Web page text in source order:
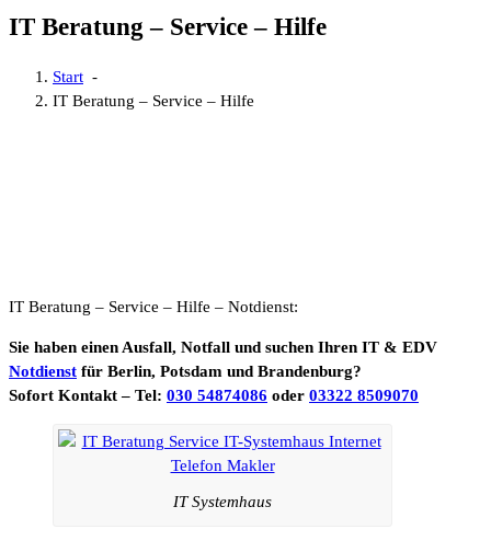
IT Beratung – Service – Hilfe
Start -
IT Beratung – Service – Hilfe
IT Beratung – Service – Hilfe – Notdienst:
Sie haben einen Ausfall, Notfall und suchen Ihren IT & EDV
Notdienst für Berlin, Potsdam und Brandenburg?
Sofort Kontakt – Tel: 030 54874086 oder 03322 8509070
IT Systemhaus